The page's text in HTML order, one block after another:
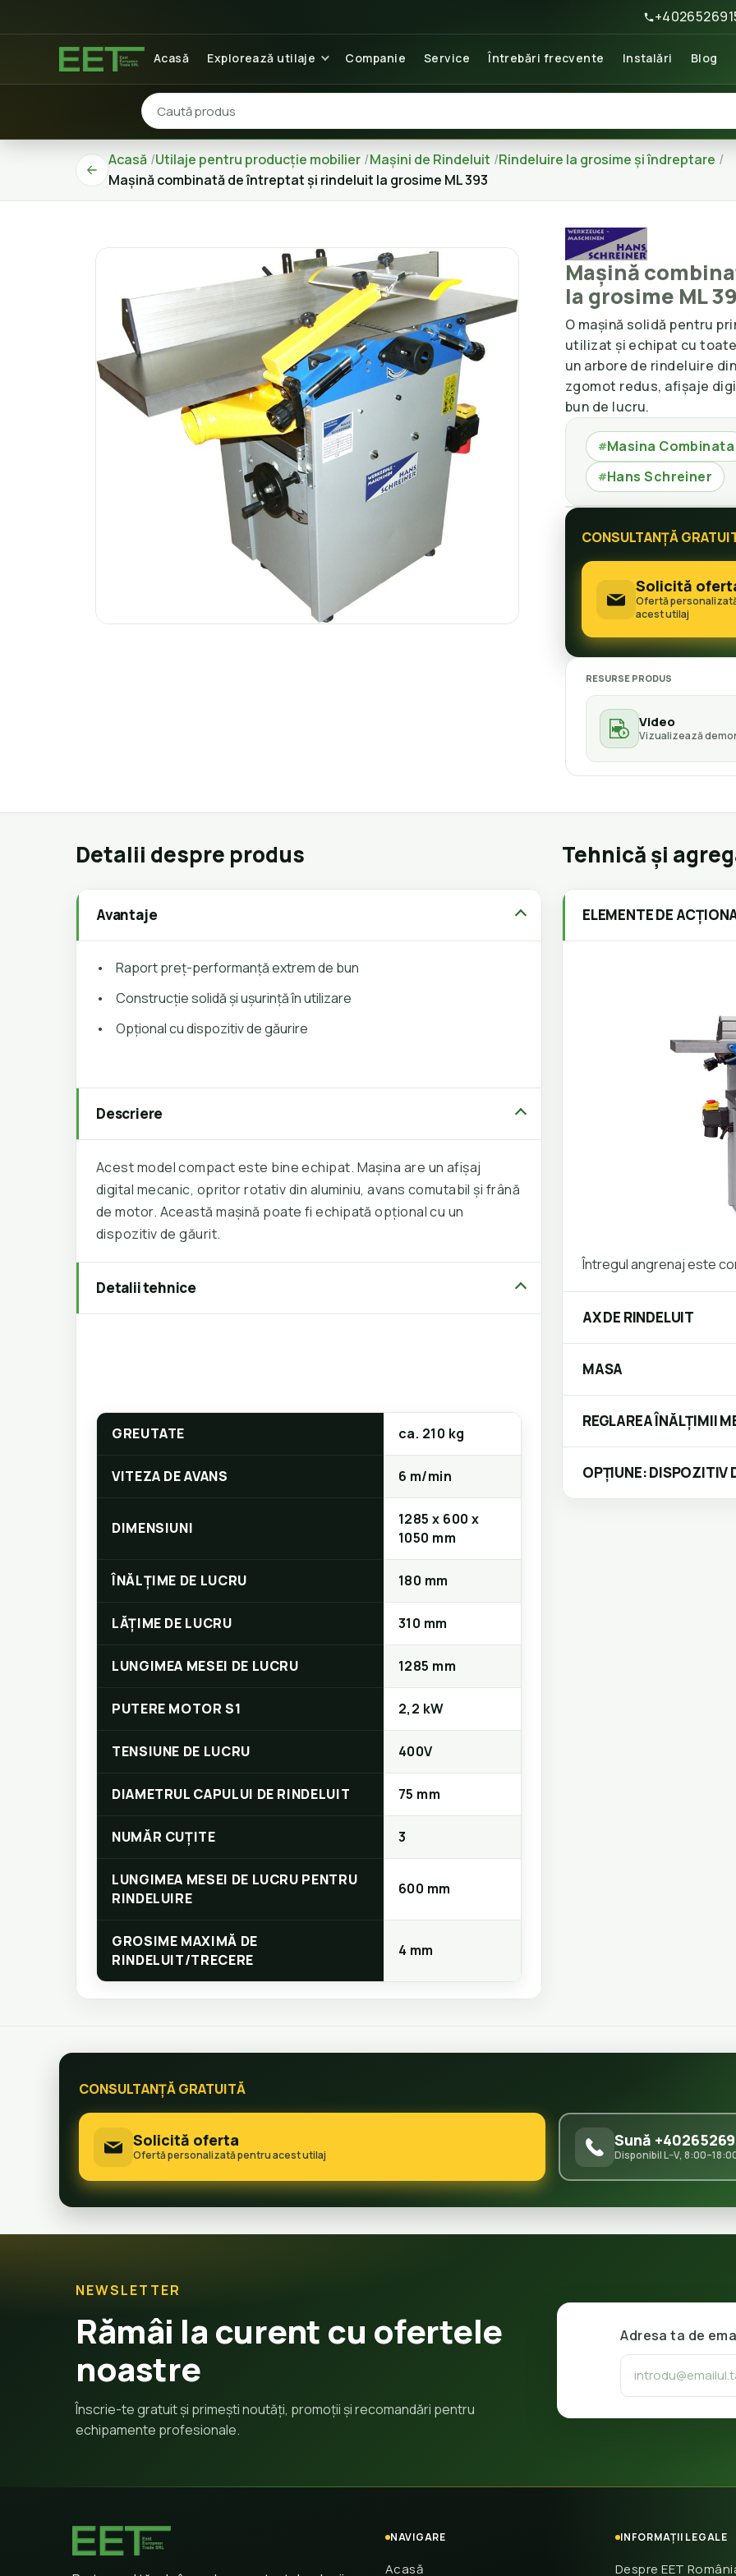
Acasă Explorează utilaje Companie Service Întrebări frecvente Instalări Blog
Acasă Utilaje pentru producție mobilier Mașini de Rindeluit Rindeluire la grosime și îndreptare
Mașină combinată de întreptat și rindeluit la grosime ML 393
Mașină
la grosime ML
O mașină solidă pentru
utilizat și echipat cu
un arbore de rindeluire
zgomot redus, afișaje
bun de lucru.
#Masina Combinata
#Hans Schreiner
CONSULTANȚĂ
Solicită
Ofertă
acest utilaj
RESURSE PRODUS
Video
Vizualizează
Detalii despre produs
Avantaje
•
Raport preț-performanță extrem de bun
•
Construcție solidă și ușurință în utilizare
•
Opțional cu dispozitiv de găurire
Descriere
Acest model compact este bine echipat. Mașina are un afișaj
digital mecanic, opritor rotativ din aluminiu, avans comutabil și frână
de motor. Această mașină poate fi echipată opțional cu un
dispozitiv de găurit.
Detalii tehnice
GREUTATE ca. 210 kg
VITEZA DE AVANS 6 m/min
DIMENSIUNI
1285 x 600 x
1050 mm
ÎNĂLȚIME DE LUCRU 180 mm
LĂȚIME DE LUCRU 310 mm
LUNGIMEA MESEI DE LUCRU 1285 mm
PUTERE MOTOR S1 2,2 kW
TENSIUNE DE LUCRU 400V
DIAMETRUL CAPULUI DE RINDELUIT 75 mm
NUMĂR CUȚITE 3
LUNGIMEA MESEI DE LUCRU PENTRU
RINDELUIRE
600 mm
GROSIME MAXIMĂ DE
RINDELUIT/TRECERE
4 mm
Tehnică și
ELEMENTE DE
Întregul angrenaj este
AX DE RINDELUIT
MASA
REGLAREA ÎNĂLȚIMII
OPȚIUNE: DISPOZITIV
CONSULTANȚĂ GRATUITĂ
Solicită oferta
Ofertă personalizată pentru acest utilaj
Sună
Disponibil L–V,
NEWSLETTER
Rămâi la curent cu ofertele
noastre
Înscrie-te gratuit și primești noutăți, promoții și recomandări pentru
echipamente profesionale.
Adresa ta de
NAVIGARE
Acasă
INFORMAȚII LEGALE
Despre EET